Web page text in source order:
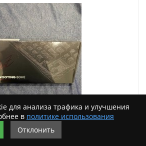
Edition TakeOver Gaming
Sealed
для анализа трафика и улучшения
в политике использования
Отклонить